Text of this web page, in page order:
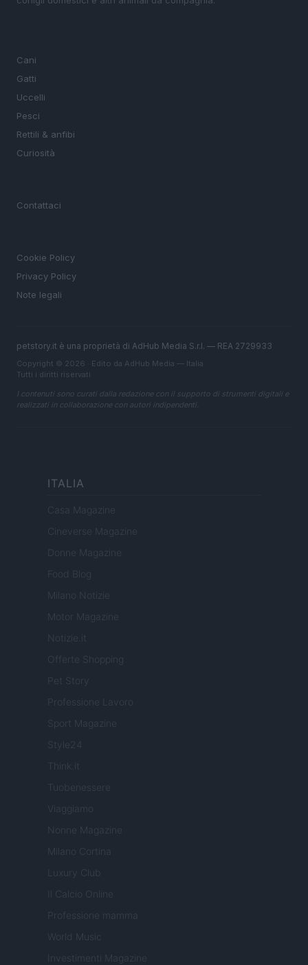
Cani
Gatti
Uccelli
Pesci
Rettili & anfibi
Curiosità
Contattaci
Cookie Policy
Privacy Policy
Note legali
petstory.it è una proprietà di AdHub Media S.r.l. — REA 2729933
Copyright © 2026 · Edito da AdHub Media — Italia
Tutti i diritti riservati
I contenuti sono curati dalla redazione con il supporto di strumenti digitali e
realizzati in collaborazione con autori indipendenti.
ITALIA
Casa Magazine
Cineverse Magazine
Donne Magazine
Food Blog
Milano Notizie
Motor Magazine
Notizie.it
Offerte Shopping
Professione Lavoro
Sport Magazine
Style24
Think.it
Tuobenessere
Viaggiamo
Nonne Magazine
Milano Cortina
Luxury Club
Il Calcio Online
Professione mamma
World Music
Investimenti Magazine